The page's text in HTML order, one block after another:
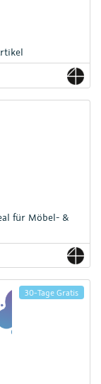
für Möbel- &
30-Tage Gratis